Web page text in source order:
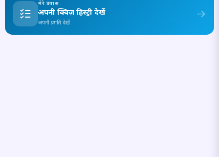
मेरे प्रयास
अपनी क्विज़ हिस्ट्री देखें
अपनी प्रगति देखें